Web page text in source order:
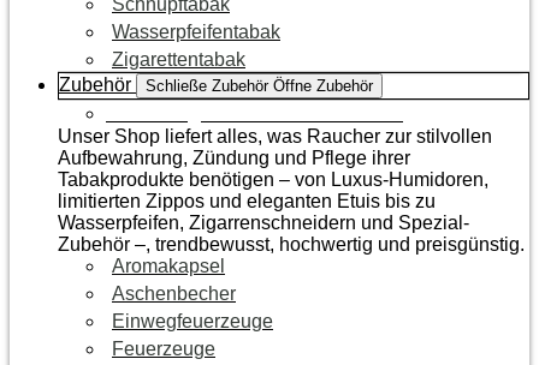
Schnupftabak
Wasserpfeifentabak
Zigarettentabak
Zubehör
Schließe Zubehör Öffne Zubehör
Unser Shop liefert alles, was Raucher zur stilvollen
Aufbewahrung, Zündung und Pflege ihrer
Tabakprodukte benötigen – von Luxus-Humidoren,
limitierten Zippos und eleganten Etuis bis zu
Wasserpfeifen, Zigarrenschneidern und Spezial-
Zubehör –, trendbewusst, hochwertig und preisgünstig.
Aromakapsel
Aschenbecher
Einwegfeuerzeuge
Feuerzeuge